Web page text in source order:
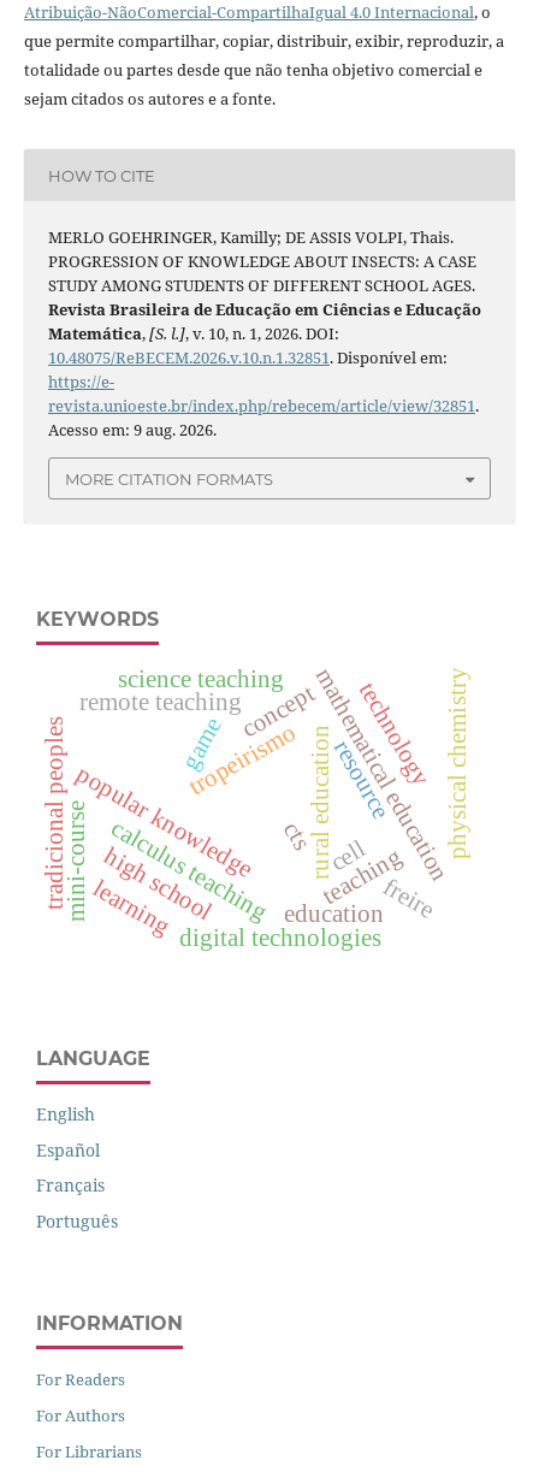
Atribuição-NãoComercial-CompartilhaIgual 4.0 Internacional, o
que permite compartilhar, copiar, distribuir, exibir, reproduzir, a
totalidade ou partes desde que não tenha objetivo comercial e
sejam citados os autores e a fonte.
HOW TO CITE
MERLO GOEHRINGER, Kamilly; DE ASSIS VOLPI, Thais.
PROGRESSION OF KNOWLEDGE ABOUT INSECTS: A CASE
STUDY AMONG STUDENTS OF DIFFERENT SCHOOL AGES.
Revista Brasileira de Educação em Ciências e Educação
Matemática,[S. l.], v. 10, n. 1, 2026. DOI:
10.48075/ReBECEM.2026.v.10.n.1.32851. Disponível em:
https://e-
revista.unioeste.br/index.php/rebecem/article/view/32851.
Acesso em: 9 aug. 2026.
MORE CITATION FORMATS
KEYWORDS
popular knowledge
tradicional peoples tropeirismorural education
calculus teaching
digital technologies
mathematical education
teaching
physical chemistry
concept
game
high school cell
resource
technology
education
science teaching
remote teaching
learning
mini-course cts
freire
LANGUAGE
English
Español
Français
Português
INFORMATION
For Readers
For Authors
For Librarians